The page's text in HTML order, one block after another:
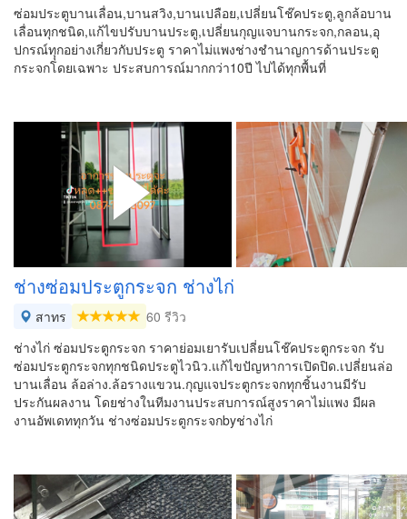
ซ่อมประตูบานเลื่อน,บานสวิง,บานเปลือย,เปลี่ยนโช๊คประตู,ลูกล้อบาน
เลื่อนทุกชนิด,แก้ไขปรับบานประตู,เปลี่ยนกุญแจบานกระจก,กลอน,อุ
ปกรณ์ทุุกอย่างเกี่ยวกับประตู ราคาไม่แพงช่างชำนาญการด้านประตู
กระจกโดยเฉพาะ ประสบการณ์มากกว่า10ปี ไปได้ทุกพื้นที่
ช่างซ่อมประตูกระจก ช่างไก่
สาทร
60 รีวิว
ช่างไก่ ซ่อมประตูกระจก ราคาย่อมเยารับเปลี่ยนโช๊คประตูกระจก รับ
ซ่อมประตูกระจกทุกชนิดประตูไวนิว.แก้ไขปัญหาการเปิดปิด.เปลี่ยนล่อ
บานเลื่อน ล้อล่าง.ล้อรางแขวน.กุญแจประตูกระจกทุกชิ้นงานมีรับ
ประกันผลงาน โดยช่างในทีมงานประสบการณ์สูงราคาไม่แพง มีผล
งานอัพเดททุกวัน ช่างซ่อมประตูกระจกbyช่างไก่